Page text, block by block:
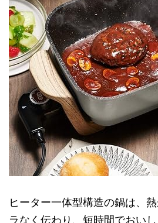
ヒーター一体型構造の鍋は、
ラなく伝わり、短時間でおい